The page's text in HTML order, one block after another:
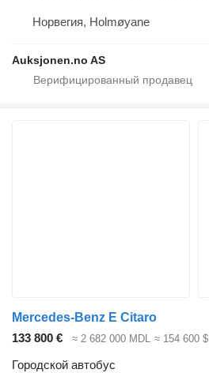
Норвегия, Holmøyane
Auksjonen.no AS
Mercedes-Benz E Citaro
133 800 €
≈ 2 682 000 MDL ≈ 154 600 $
Городской автобус